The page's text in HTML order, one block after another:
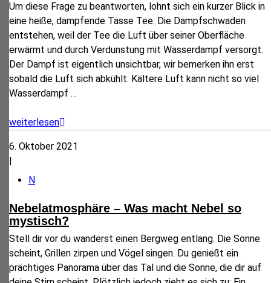
Um diese Frage zu beantworten, lohnt sich ein kurzer Blick in
eine heiße, dampfende Tasse Tee. Die Dampfschwaden
entstehen, weil der Tee die Luft über seiner Oberfläche
erwärmt und durch Verdunstung mit Wasserdampf versorgt.
Der Dampf ist eigentlich unsichtbar, wir bemerken ihn erst
sobald die Luft sich abkühlt. Kältere Luft kann nicht so viel
Wasserdampf …
weiterlesen
6. Oktober 2021
|
N
Nebelatmosphäre – Was macht Nebel so
mystisch?
Stell dir vor du wanderst einen Bergweg entlang. Die Sonne
scheint, Grillen zirpen und Vögel singen. Du genießt ein
prächtiges Panorama über das Tal und die Sonne, die dir auf